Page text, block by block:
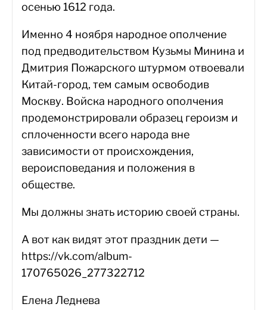
осенью 1612 года.
Именно 4 ноября народное ополчение
под предводительством Кузьмы Минина и
Дмитрия Пожарского штурмом отвоевали
Китай-город, тем самым освободив
Москву. Войска народного ополчения
продемонстрировали образец героизм и
сплоченности всего народа вне
зависимости от происхождения,
вероисповедания и положения в
обществе.
Мы должны знать историю своей страны.
А вот как видят этот праздник дети —
https://vk.com/album-
170765026_277322712
Елена Леднева